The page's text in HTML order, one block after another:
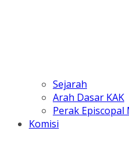
Sejarah
Arah Dasar KAK
Perak
Komisi